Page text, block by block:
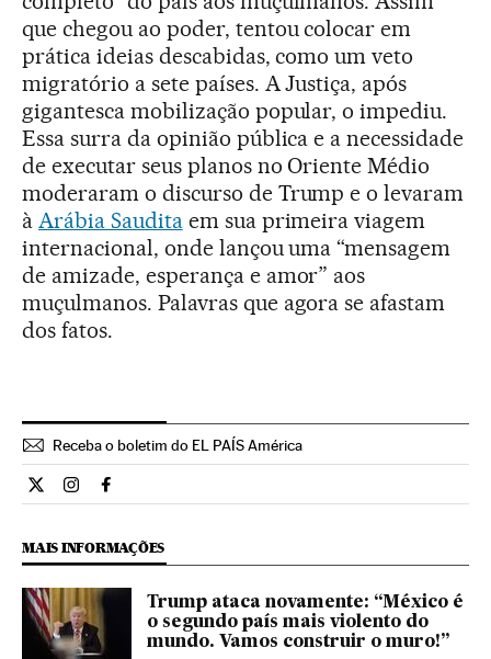
que chegou ao poder, tentou colocar em
prática ideias descabidas, como um veto
migratório a sete países. A Justiça, após
gigantesca mobilização popular, o impediu.
Essa surra da opinião pública e a necessidade
de executar seus planos no Oriente Médio
moderaram o discurso de Trump e o levaram
à Arábia Sauditaem sua primeira viagem
internacional, onde lançou uma “mensagem
de amizade, esperança e amor” aos
muçulmanos. Palavras que agora se afastam
dos fatos.
Receba o boletim do EL PAÍS América
Internacional El País Brasil en Twitter
Internacional El País Brasil en Instagram
Internacional El País Brasil en Facebook
MAIS INFORMAÇÕES
Trump ataca novamente: “México é
o segundo país mais violento do
mundo. Vamos construir o muro!”